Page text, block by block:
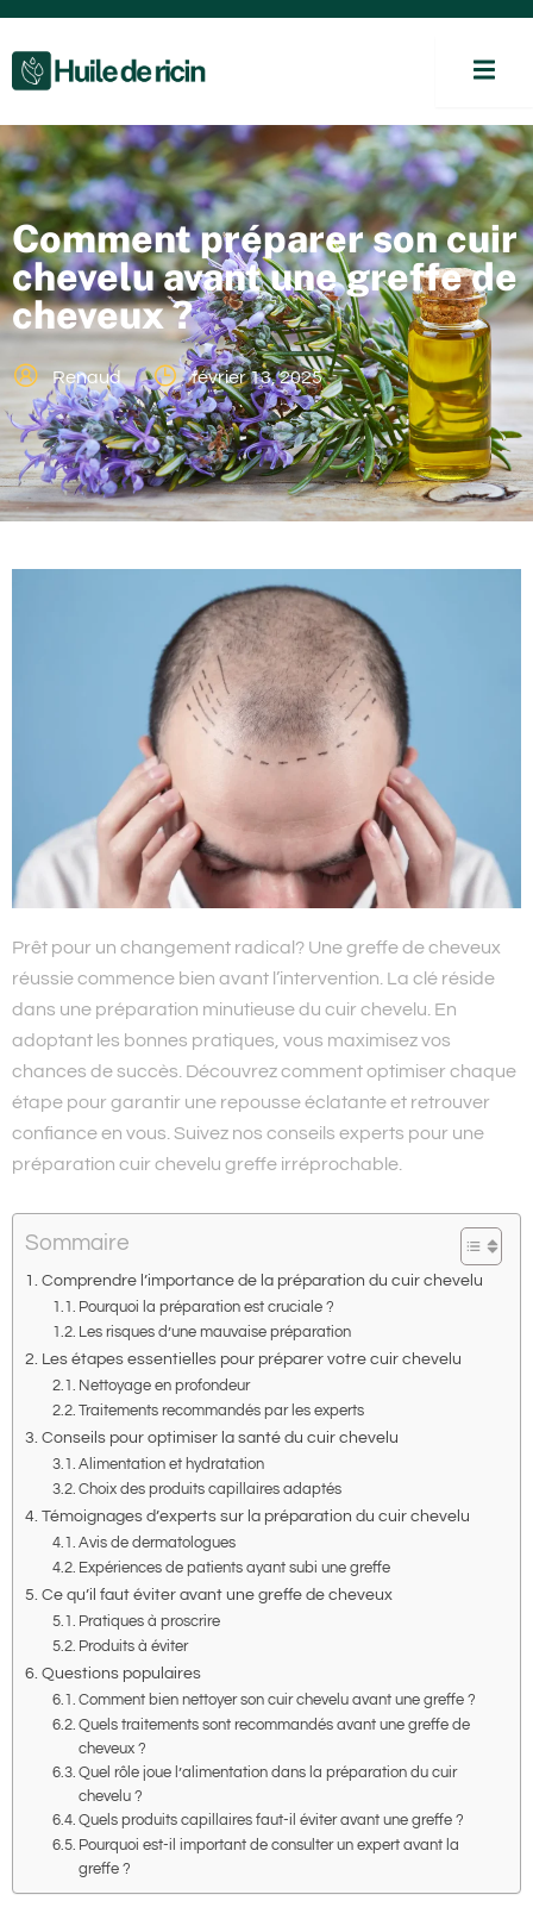
Comment préparer son cuir
chevelu avant une greffe de
cheveux ?
Renaud février 13, 2025
Prêt pour un changement radical? Une greffe de cheveux
réussie commence bien avant l’intervention. La clé réside
dans une préparation minutieuse du cuir chevelu. En
adoptant les bonnes pratiques, vous maximisez vos
chances de succès. Découvrez comment optimiser chaque
étape pour garantir une repousse éclatante et retrouver
confiance en vous. Suivez nos conseils experts pour une
préparation cuir chevelu greffe irréprochable.
Sommaire
Comprendre l’importance de la préparation du cuir chevelu
Pourquoi la préparation est cruciale ?
Les risques d’une mauvaise préparation
Les étapes essentielles pour préparer votre cuir chevelu
Nettoyage en profondeur
Traitements recommandés par les experts
Conseils pour optimiser la santé du cuir chevelu
Alimentation et hydratation
Choix des produits capillaires adaptés
Témoignages d’experts sur la préparation du cuir chevelu
Avis de dermatologues
Expériences de patients ayant subi une greffe
Ce qu’il faut éviter avant une greffe de cheveux
Pratiques à proscrire
Produits à éviter
Questions populaires
Comment bien nettoyer son cuir chevelu avant une greffe ?
Quels traitements sont recommandés avant une greffe de
cheveux ?
Quel rôle joue l’alimentation dans la préparation du cuir
chevelu ?
Quels produits capillaires faut-il éviter avant une greffe ?
Pourquoi est-il important de consulter un expert avant la
greffe ?